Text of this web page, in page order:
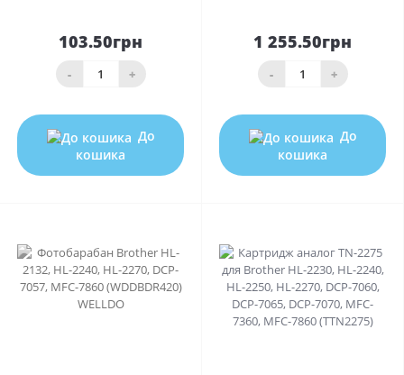
103.50грн
- +
До
кошика
1 255.50грн
- +
До
кошика